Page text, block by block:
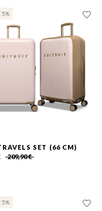
5%
SET (66 CM)
209,90 €
5%